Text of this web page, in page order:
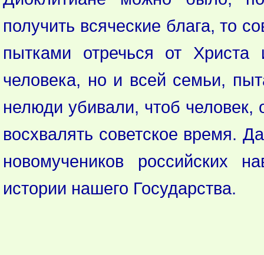
получить всяческие блага, то
пытками отречься от
человека, но и всей семьи,
нелюди убивали, чтоб
восхвалять советское время.
новомучеников российских
истории нашего Государства.